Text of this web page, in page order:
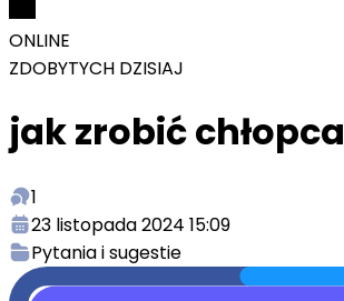
ONLINE
ZDOBYTYCH DZISIAJ
jak zrobić chłopca
1
23 listopada 2024 15:09
Pytania i sugestie